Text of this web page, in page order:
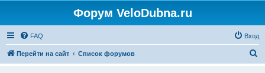
Форум VeloDubna.ru
FAQ Вход
Перейти на сайт Список форумов